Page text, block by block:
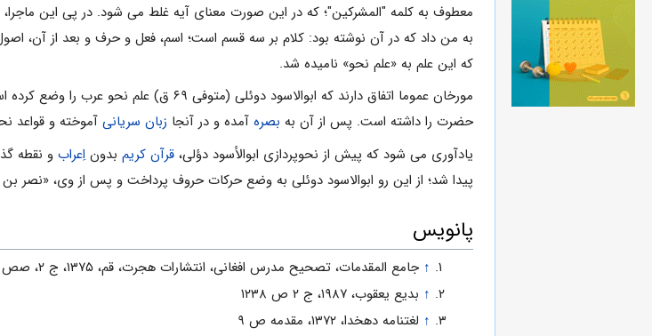
معطوف به کلمه "المشركين"؛ که در این صورت معنای آیه غلط می شود. در پی این ماجرا،
به من داد که در آن نوشته بود: کلام بر سه قسم است؛ اسم، فعل و حرف و بعد از آن،
که این علم به «علم نحو» نامیده شد.
مورخان عموما اتفاق دارند که ابوالاسود دوئلی (متوفی ۶۹ ق) علم نحو عرب را وضع کرده است. وی از بزرگان
حضرت را داشته است. پس از آن به بصره آمده و در آنجا زبان سریانی آموخته و قواعد
یادآوری می شود که پیش از نحوپردازی ابوالأسود دؤلی، قرآن کریم بدوناِعراب و نقطه
پیدا شد؛ از این رو ابوالاسود دوئلی به وضع حرکات حروف پرداخت و پس از وی،
پانویس
↑ جامع المقدمات، تصحیح مدرس افغانی، انتشارات هجرت، قم، ۱۳۷۵، ج ۲، صص ۶۴ و ۱۹۳
↑ بدیع یعقوب، ۱۹۸۷، ج ۲ ص ۱۲۳۸
↑ لغتنامه دهخدا، ۱۳۷۲، مقدمه ص ۹